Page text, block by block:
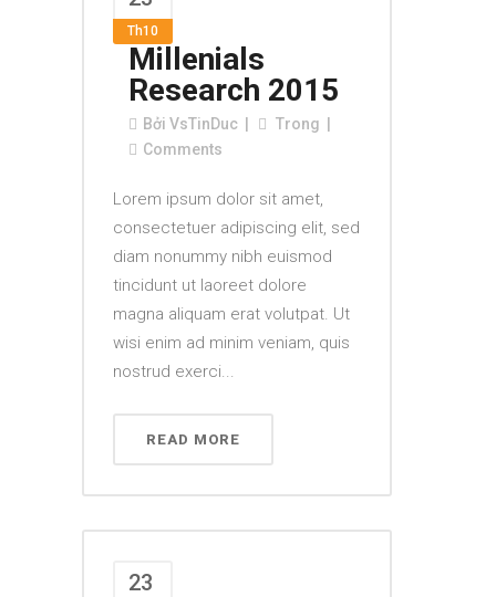
Th10
Millenials
Research 2015
Bởi VsTinDuc
Trong
Comments
Lorem ipsum dolor sit amet,
consectetuer adipiscing elit, sed
diam nonummy nibh euismod
tincidunt ut laoreet dolore
magna aliquam erat volutpat. Ut
wisi enim ad minim veniam, quis
nostrud exerci...
READ MORE
23